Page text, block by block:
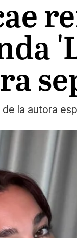
la autora